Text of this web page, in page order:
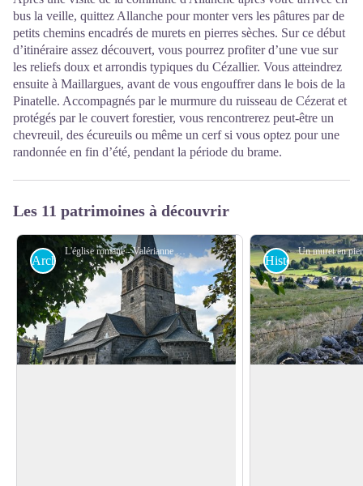
bus la veille, quittez Allanche pour monter vers les pâtures par de
petits chemins encadrés de murets en pierres sèches. Sur ce début
d’itinéraire assez découvert, vous pourrez profiter d’une vue sur
les reliefs doux et arrondis typiques du Cézallier. Vous atteindrez
ensuite à Maillargues, avant de vous engouffrer dans le bois de la
Pinatelle. Accompagnés par le murmure du ruisseau de Cézerat et
protégés par le couvert forestier, vous rencontrerez peut-être un
chevreuil, des écureuils ou même un cerf si vous optez pour une
randonnée en fin d’été, pendant la période du brame.
Les 11 patrimoines à découvrir
Architecture Histoire